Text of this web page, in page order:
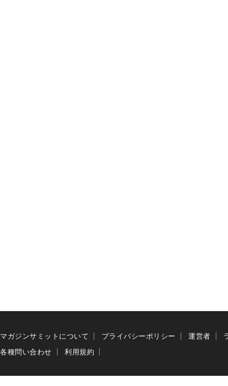
マガジンサミットについて プライバシーポリシー 運営者
各種問い合わせ
利用規約